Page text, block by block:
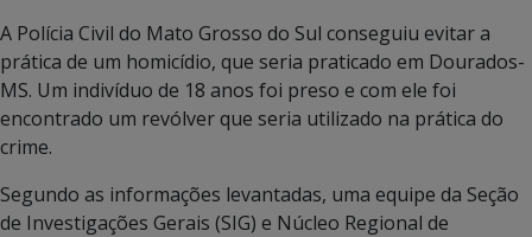
A Polícia Civil do Mato Grosso do Sul conseguiu evitar a
prática de um homicídio, que seria praticado em Dourados-
MS. Um indivíduo de 18 anos foi preso e com ele foi
encontrado um revólver que seria utilizado na prática do
crime.
Segundo as informações levantadas, uma equipe da Seção
de Investigações Gerais (SIG) e Núcleo Regional de